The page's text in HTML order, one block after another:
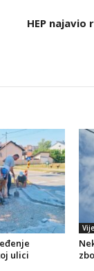
HEP najavio
ulici